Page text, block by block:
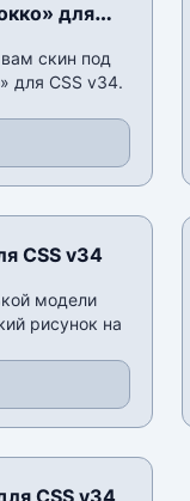
для
скин под
для CSS v34.
CSS v34
модели
рисунок на